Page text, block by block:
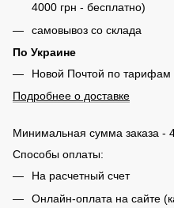
4000 грн - бесплатно)
самовывоз со склада
По Украине
Новой Почтой по тарифам
Подробнее о доставке
Минимальная сумма заказа -
Способы оплаты:
На расчетный счет
Онлайн-оплата на сайте